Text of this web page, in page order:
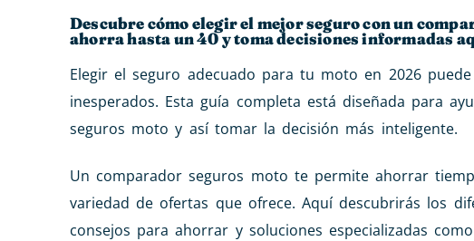
Descubre cómo elegir el mejor seguro con un
ahorra hasta un 40 y toma decisiones informadas
Elegir el seguro adecuado para tu moto en 2026
inesperados. Esta guía completa está diseñada para
seguros moto y así tomar la decisión más inteligente.
Un comparador seguros moto te permite ahorrar
variedad de ofertas que ofrece. Aquí descubrirás los
consejos para ahorrar y soluciones especializadas